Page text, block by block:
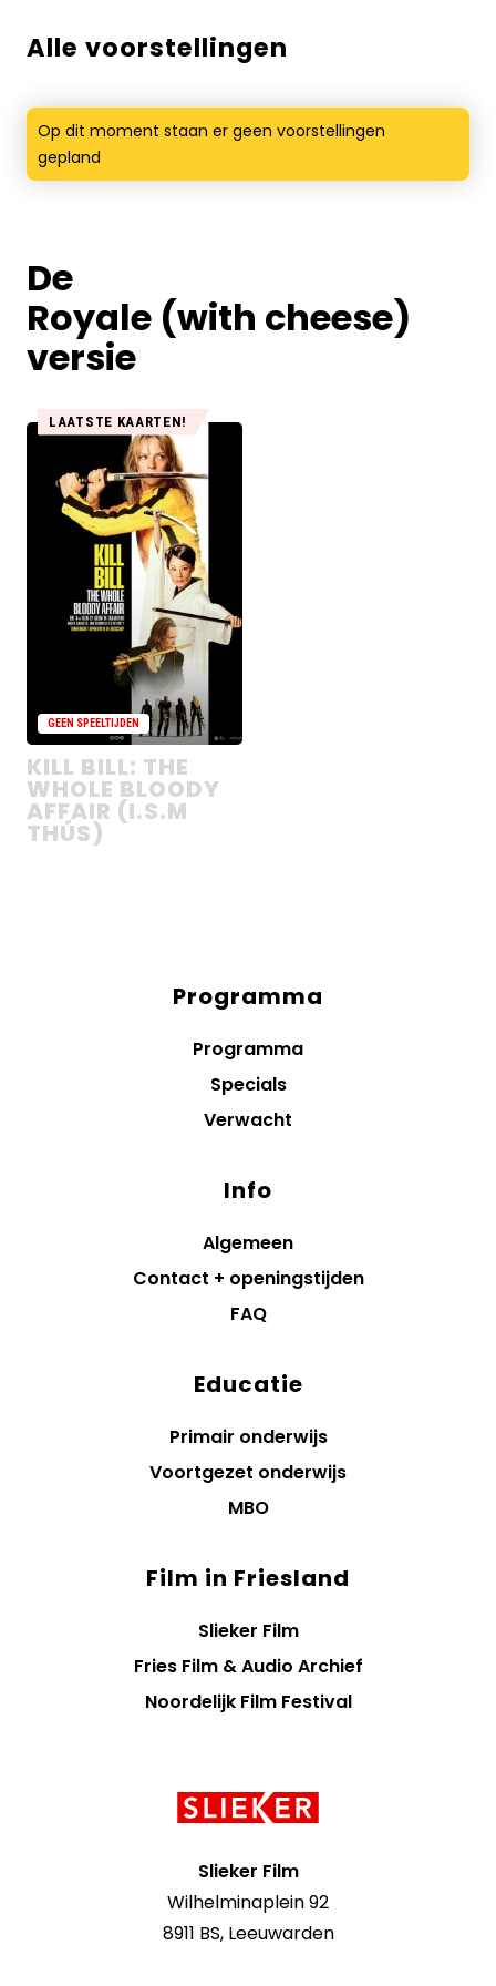
Alle voorstellingen
Op dit moment staan er geen voorstellingen
gepland
De
Royale (with cheese)
versie
De
voorstellingen
voor
Bloody
zijn
LAATSTE KAARTEN!
GEEN SPEELTIJDEN
KILL BILL: THE
WHOLE BLOODY
AFFAIR (I.S.M
THÚS)
Programma
Programma
Specials
Verwacht
Info
Algemeen
Contact + openingstijden
FAQ
Educatie
Primair onderwijs
Voortgezet onderwijs
MBO
Film in Friesland
Slieker Film
Fries Film & Audio Archief
Noordelijk Film Festival
Slieker Film
Wilhelminaplein 92
8911 BS, Leeuwarden